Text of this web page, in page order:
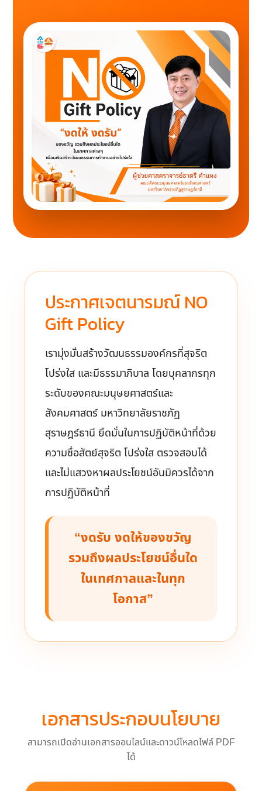
ประกาศเจตนารมณ์ NO
Gift Policy
เรามุ่งมั่นสร้างวัฒนธรรมองค์กรที่สุจริต
โปร่งใส และมีธรรมาภิบาล โดยบุคลากรทุก
ระดับของคณะมนุษยศาสตร์และ
สังคมศาสตร์ มหาวิทยาลัยราชภัฏ
สุราษฎร์ธานี ยึดมั่นในการปฏิบัติหน้าที่ด้วย
ความซื่อสัตย์สุจริต โปร่งใส ตรวจสอบได้
และไม่แสวงหาผลประโยชน์อันมิควรได้จาก
การปฏิบัติหน้าที่
“งดรับ งดให้ของขวัญ
รวมถึงผลประโยชน์อื่นใด
ในเทศกาลและในทุก
โอกาส”
เอกสารประกอบนโยบาย
สามารถเปิดอ่านเอกสารออนไลน์และดาวน์โหลดไฟล์ PDF
ได้